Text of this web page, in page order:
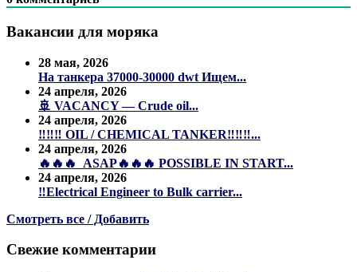
Вакансии для моряка
28 мая, 2026
На танкера 37000-30000 dwt Ищем...
24 апреля, 2026
🚢 VACANCY — Crude oil...
24 апреля, 2026
‼️‼️‼️ OIL / CHEMICAL TANKER‼️‼️‼️...
24 апреля, 2026
🔥🔥🔥 ASAP🔥🔥🔥 POSSIBLE IN START...
24 апреля, 2026
‼️Electrical Engineer to Bulk carrier...
Смотреть все / Добавить
Свежие комментарии